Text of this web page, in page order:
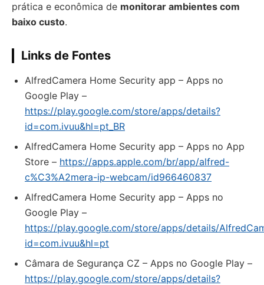
prática e econômica de monitorar ambientes com
baixo custo.
Links de Fontes
AlfredCamera Home Security app – Apps no
Google Play –
https://play.google.com/store/apps/details?
id=com.ivuu&hl=pt_BR
AlfredCamera Home Security app – Apps no App
Store – https://apps.apple.com/br/app/alfred-
c%C3%A2mera-ip-webcam/id966460837
AlfredCamera Home Security app – Apps no
Google Play –
https://play.google.com/store/apps/details/
id=com.ivuu&hl=pt
Câmara de Segurança CZ – Apps no Google Play –
https://play.google.com/store/apps/details?